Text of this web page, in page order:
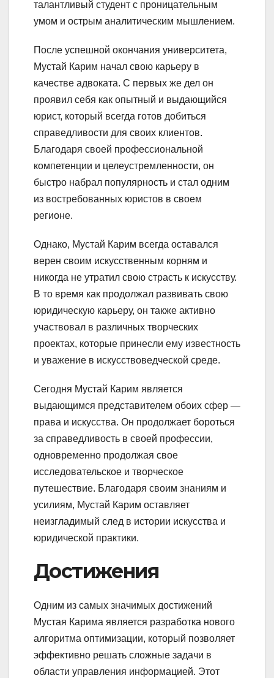
талантливый студент с проницательным
умом и острым аналитическим мышлением.
После успешной окончания университета,
Мустай Карим начал свою карьеру в
качестве адвоката. С первых же дел он
проявил себя как опытный и выдающийся
юрист, который всегда готов добиться
справедливости для своих клиентов.
Благодаря своей профессиональной
компетенции и целеустремленности, он
быстро набрал популярность и стал одним
из востребованных юристов в своем
регионе.
Однако, Мустай Карим всегда оставался
верен своим искусственным корням и
никогда не утратил свою страсть к искусству.
В то время как продолжал развивать свою
юридическую карьеру, он также активно
участвовал в различных творческих
проектах, которые принесли ему известность
и уважение в искусствоведческой среде.
Сегодня Мустай Карим является
выдающимся представителем обоих сфер —
права и искусства. Он продолжает бороться
за справедливость в своей профессии,
одновременно продолжая свое
исследовательское и творческое
путешествие. Благодаря своим знаниям и
усилиям, Мустай Карим оставляет
неизгладимый след в истории искусства и
юридической практики.
Достижения
Одним из самых значимых достижений
Мустая Карима является разработка нового
алгоритма оптимизации, который позволяет
эффективно решать сложные задачи в
области управления информацией. Этот